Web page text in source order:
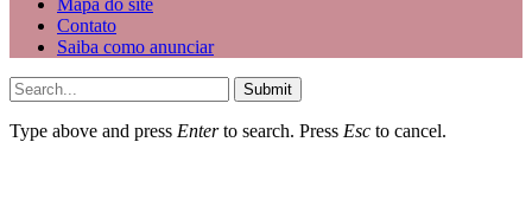
Mapa do site
Contato
Saiba como anunciar
Submit
Type above and press Enterto search. Press Esc to cancel.